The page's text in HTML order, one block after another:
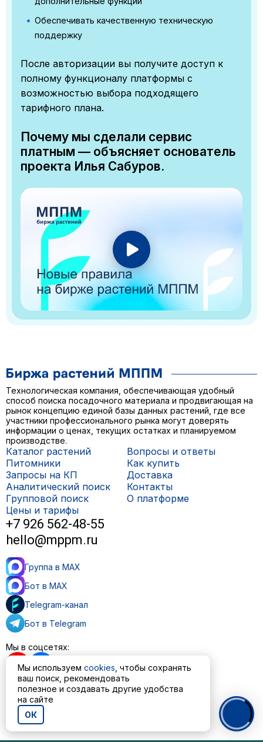
Обеспечивать качественную техническую
поддержку
После авторизации вы получите доступ к
полному функционалу платформы с
возможностью выбора подходящего
тарифного плана.
Почему мы сделали сервис
платным — объясняет основатель
проекта Илья Сабуров.
Технологическая компания, обеспечивающая удобный
способ поиска посадочного материала и продвигающая на
рынок концепцию единой базы данных растений, где все
участники профессионального рынка могут доверять
информации о ценах, текущих остатках и планируемом
производстве.
Каталог растений
Питомники
Запросы на КП
Аналитический поиск
Групповой поиск
Цены и тарифы
Вопросы и ответы
Как купить
Доставка
Контакты
О платформе
+7 926 562-48-55
hello@mppm.ru
Группа в MAX
Бот в MAX
Telegram-канал
Бот в Telegram
Мы в соцсетях:
Пользовательское соглашение
Политика обработки персональных данных
© ООО «МППМ» 2023—2026
Мы используем cookies , чтобы сохранять
ваш поиск, рекомендовать
полезное и создавать другие удобства
на сайте
ОК